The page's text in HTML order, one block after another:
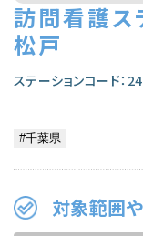
訪問看護ス
松戸
ステーションコード：
対象範囲